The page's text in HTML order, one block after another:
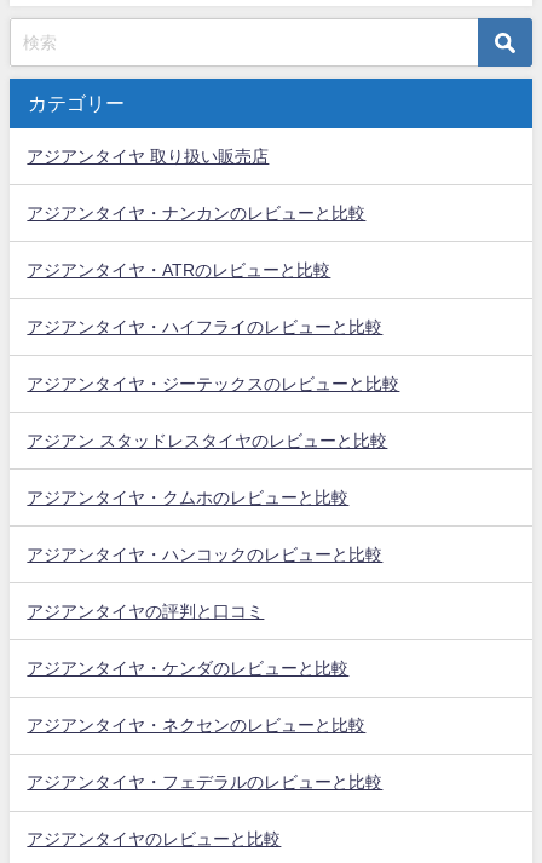
カテゴリー
アジアンタイヤ 取り扱い販売店
アジアンタイヤ・ナンカンのレビューと比較
アジアンタイヤ・ATRのレビューと比較
アジアンタイヤ・ハイフライのレビューと比較
アジアンタイヤ・ジーテックスのレビューと比較
アジアン スタッドレスタイヤのレビューと比較
アジアンタイヤ・クムホのレビューと比較
アジアンタイヤ・ハンコックのレビューと比較
アジアンタイヤの評判と口コミ
アジアンタイヤ・ケンダのレビューと比較
アジアンタイヤ・ネクセンのレビューと比較
アジアンタイヤ・フェデラルのレビューと比較
アジアンタイヤのレビューと比較